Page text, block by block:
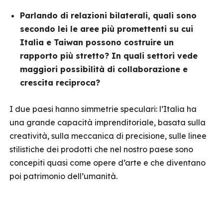
Parlando di relazioni bilaterali, quali sono
secondo lei le aree più promettenti su cui
Italia e Taiwan possono costruire un
rapporto più stretto? In quali settori vede
maggiori possibilità di collaborazione e
crescita reciproca?
I due paesi hanno simmetrie speculari: l’Italia ha
una grande capacità imprenditoriale, basata sulla
creatività, sulla meccanica di precisione, sulle linee
stilistiche dei prodotti che nel nostro paese sono
concepiti quasi come opere d’arte e che diventano
poi patrimonio dell’umanità.